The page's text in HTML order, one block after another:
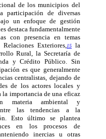
de los municipios del
participación de diversas
un enfoque de gestión
destaca fundamentalmente
con presencia en temas
Exteriores, 15
la
Rural, la Secretaría de
y Crédito Público. Sin
es que generalmente
centralistas, dejando de
de los actores locales y
la importancia de una eficaz
materia ambiental y
las tendencias a la
Esto último se plantea
en los procesos de
inercias u otras